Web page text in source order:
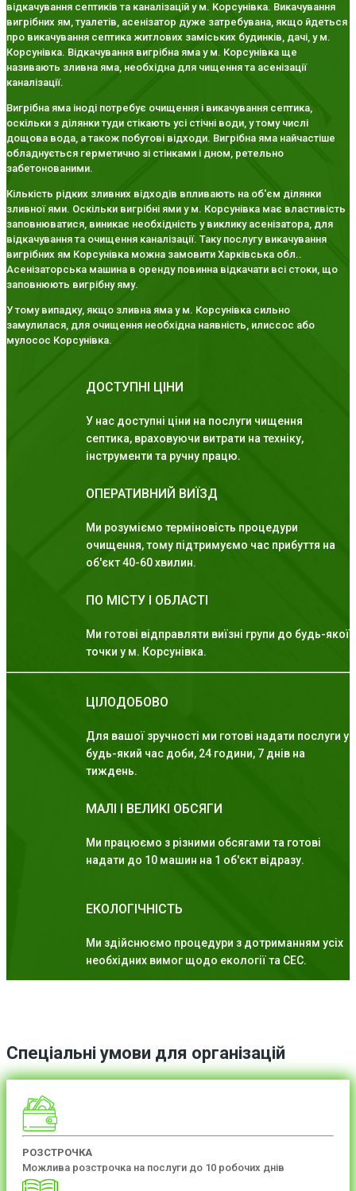
відкачування септиків та каналізацій у м. Корсунівка. Викачування
вигрібних ям, туалетів, асенізатор дуже затребувана, якщо йдеться
про викачування септика житлових заміських будинків, дачі, у м.
Корсунівка. Відкачування вигрібна яма у м. Корсунівка ще
називають зливна яма, необхідна для чищення та асенізації
каналізації.
Вигрібна яма іноді потребує очищення і викачування септика,
оскільки з ділянки туди стікають усі стічні води, у тому числі
дощова вода, а також побутові відходи. Вигрібна яма найчастіше
обладнується герметично зі стінками і дном, ретельно
забетонованими.
Кількість рідких зливних відходів впливають на об'єм ділянки
зливної ями. Оскільки вигрібні ями у м. Корсунівка має властивість
заповнюватися, виникає необхідність у виклику асенізатора, для
відкачування та очищення каналізації. Таку послугу викачування
вигрібних ям Корсунівка можна замовити Харківська обл..
Асенізаторська машина в оренду повинна відкачати всі стоки, що
заповнюють вигрібну яму.
У тому випадку, якщо зливна яма у м. Корсунівка сильно
замулилася, для очищення необхідна наявність, илиссос або
мулосос Корсунівка.
ДОСТУПНІ ЦІНИ
У нас доступні ціни на послуги чищення
септика, враховуючи витрати на техніку,
інструменти та ручну працю.
ОПЕРАТИВНИЙ ВИЇЗД
Ми розуміємо терміновість процедури
очищення, тому підтримуємо час прибуття на
об'єкт 40-60 хвилин.
ПО МІСТУ І ОБЛАСТІ
Ми готові відправляти виїзні групи до будь-якої
точки у м. Корсунівка.
ЦІЛОДОБОВО
Для вашої зручності ми готові надати послуги у
будь-який час доби, 24 години, 7 днів на
тиждень.
МАЛІ І ВЕЛИКІ ОБСЯГИ
Ми працюємо з різними обсягами та готові
надати до 10 машин на 1 об'єкт відразу.
ЕКОЛОГІЧНІСТЬ
Ми здійснюємо процедури з дотриманням усіх
необхідних вимог щодо екології та СЕС.
Спеціальні умови для організацій
РОЗСТРОЧКА
Можлива розстрочка на послуги до 10 робочих днів